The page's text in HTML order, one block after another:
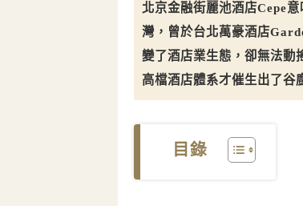
北京金融街麗池酒店Cepe
灣，曾於台北萬豪酒店
變了酒店業生態，卻無法動
高檔酒店體系才催生出了谷
目錄